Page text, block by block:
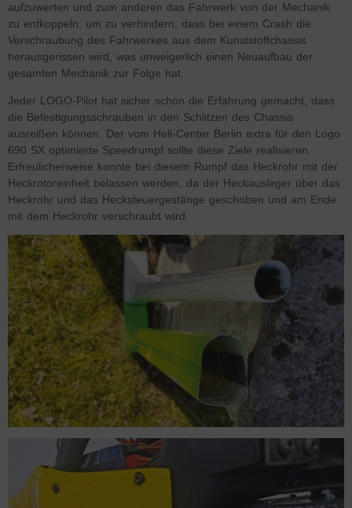
aufzuwerten und zum anderen das Fahrwerk von der Mechanik
zu entkoppeln, um zu verhindern, dass bei einem Crash die
Verschraubung des Fahrwerkes aus dem Kunststoffchassis
herausgerissen wird, was unweigerlich einen Neuaufbau der
gesamten Mechanik zur Folge hat.
Jeder LOGO-Pilot hat sicher schon die Erfahrung gemacht, dass
die Befestigungsschrauben in den Schlitzen des Chassis
ausreißen können. Der vom Heli-Center Berlin extra für den Logo
690 SX optimierte Speedrumpf sollte diese Ziele realisieren.
Erfreulicherweise konnte bei diesem Rumpf das Heckrohr mit der
Heckrotoreinheit belassen werden, da der Heckausleger über das
Heckrohr und das Hecksteuergestänge geschoben und am Ende
mit dem Heckrohr verschraubt wird.